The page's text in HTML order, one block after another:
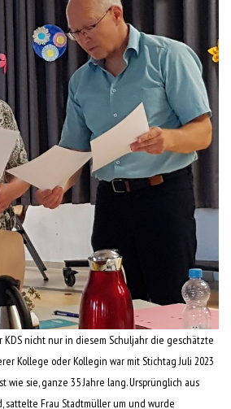
nicht nur in diesem Schuljahr die geschätzte
Kollege oder Kollegin war mit Stichtag Juli 2023
wie sie, ganze 35 Jahre lang. Ursprünglich aus
sattelte Frau Stadtmüller um und wurde